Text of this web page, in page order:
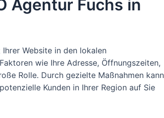
Agentur Fuchs in
Website in den lokalen
wie Ihre Adresse, Öffnungszeiten,
Rolle. Durch gezielte Maßnahmen kann
Kunden in Ihrer Region auf Sie